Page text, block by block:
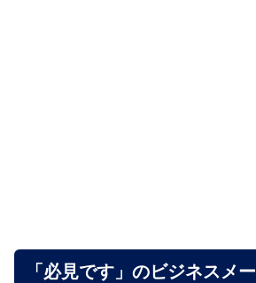
「必見です」のビジネスメ